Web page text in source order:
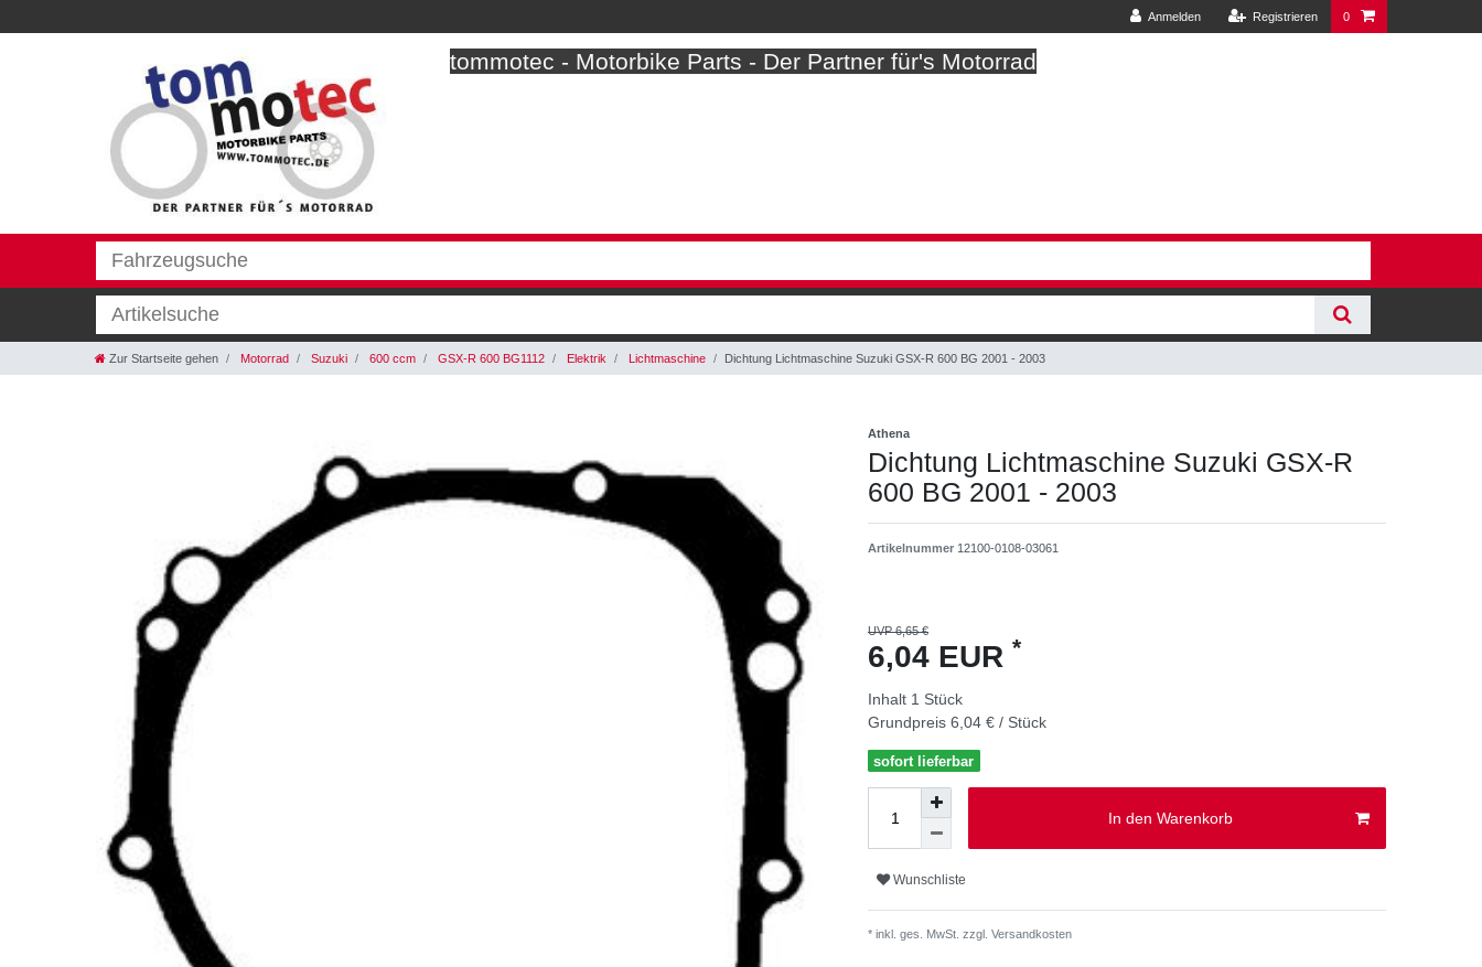
Anmelden Registrieren 0
tommotec - Motorbike Parts - Der Partner für's Motorrad
Zur Startseite gehen Motorrad Suzuki 600 ccm GSX-R 600 BG1112 Elektrik Lichtmaschine Dichtung Lichtmaschine Suzuki GSX-R 600 BG 2001 - 2003
Athena
Dichtung Lichtmaschine Suzuki GSX-R
600 BG 2001 - 2003
Artikelnummer 12100-0108-03061
UVP 6,65 €
6,04 EUR *
Inhalt 1 Stück
Grundpreis 6,04 € / Stück
sofort lieferbar
In den Warenkorb
Wunschliste
* inkl. ges. MwSt. zzgl. Versandkosten